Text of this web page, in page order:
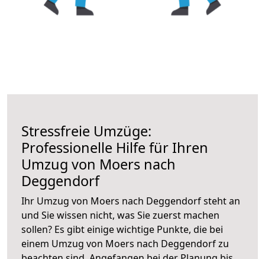
Stressfreie Umzüge:
Professionelle Hilfe für Ihren
Umzug von Moers nach
Deggendorf
Ihr Umzug von Moers nach Deggendorf steht an
und Sie wissen nicht, was Sie zuerst machen
sollen? Es gibt einige wichtige Punkte, die bei
einem Umzug von Moers nach Deggendorf zu